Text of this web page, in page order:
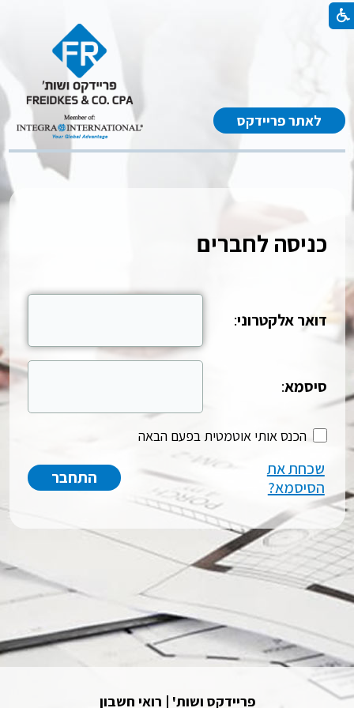
לאתר פריידקס
כניסה לחברים
דואר אלקטרוני:
סיסמא:
הכנס אותי אוטמטית בפעם הבאה
שכחת את
הסיסמא?
פריידקס ושות' | רואי חשבון